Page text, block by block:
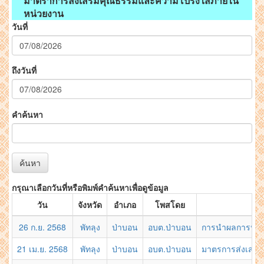
หน่วยงาน
วันที่
ถึงวันที่
คำค้นหา
ค้นหา
กรุณาเลือกวันที่หรือพิมพ์คำค้นหาเพื่อดูข้อมูล
วัน
จังหวัด อำเภอ
โพสโดย
26 ก.ย. 2568
พัทลุง ป่าบอน อบต.ป่าบอน
การนำผลการป
21 เม.ย. 2568
พัทลุง ป่าบอน อบต.ป่าบอน มาตรการส่งเส